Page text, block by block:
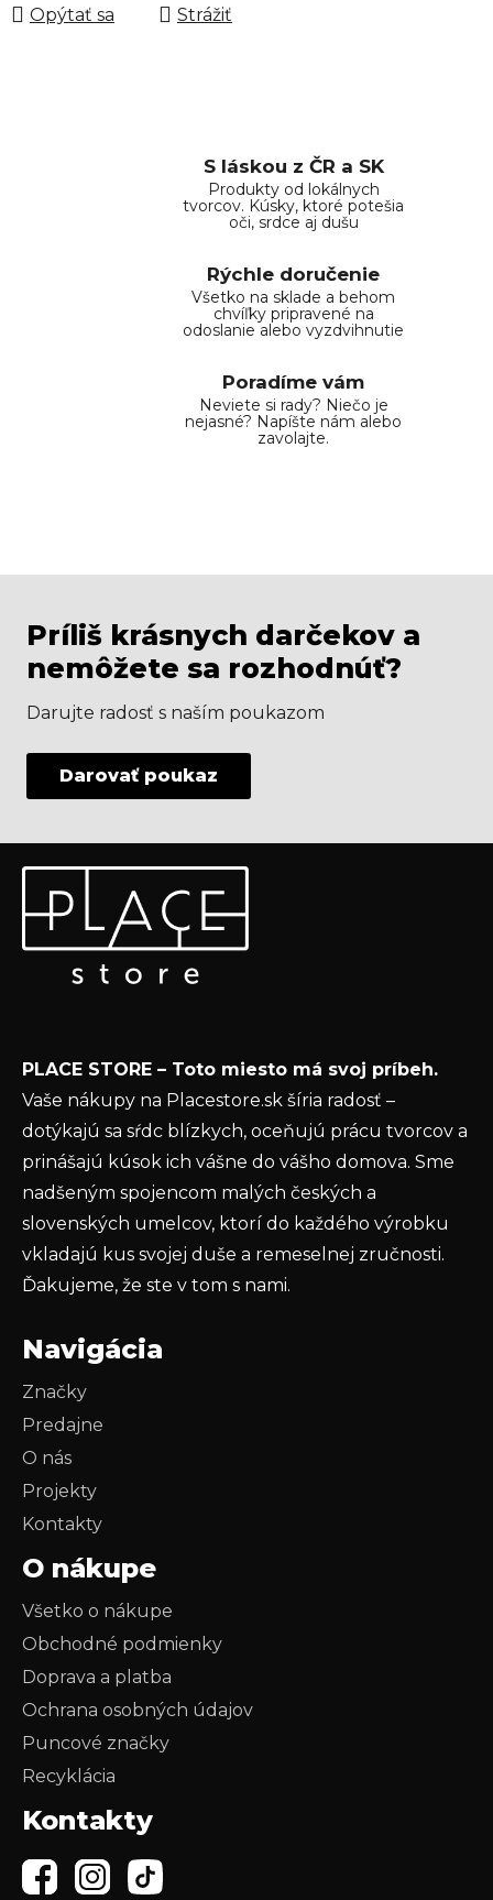
Opýtať sa Strážiť
S láskou z ČR a SK
Produkty od lokálnych
tvorcov. Kúsky, ktoré potešia
oči, srdce aj dušu
Rýchle doručenie
Všetko na sklade a behom
chvíľky pripravené na
odoslanie alebo vyzdvihnutie
Poradíme vám
Neviete si rady? Niečo je
nejasné? Napíšte nám alebo
zavolajte.
Príliš krásnych darčekov a
nemôžete sa rozhodnúť?
Darujte radosť s naším poukazom
Darovať poukaz
Odoberať newsletter
Vložte svoj e-mail a my Vám budeme zasielať informácie
o nových produktoch na našom e-shope.
ochrany osobných údajov
PRIHLÁSIŤ SA
PLACE STORE – Toto miesto má svoj príbeh.
Vaše nákupy na Placestore.sk šíria radosť –
dotýkajú sa sŕdc blízkych, oceňujú prácu tvorcov a
prinášajú kúsok ich vášne do vášho domova. Sme
nadšeným spojencom malých českých a
slovenských umelcov, ktorí do každého výrobku
vkladajú kus svojej duše a remeselnej zručnosti.
Ďakujeme, že ste v tom s nami.
Navigácia
Značky
Predajne
O nás
Projekty
Kontakty
O nákupe
Všetko o nákupe
Obchodné podmienky
Doprava a platba
Ochrana osobných údajov
Puncové značky
Recyklácia
Kontakty